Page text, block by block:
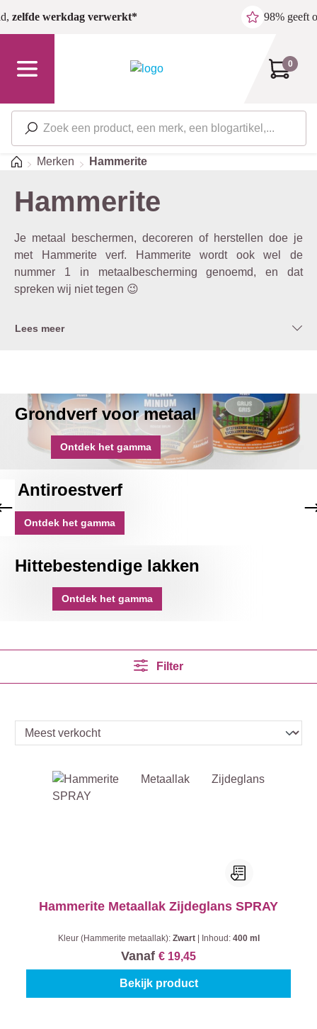
Ga naar de hoofdinhoud
zelfde werkdag verwerkt* 98% geeft
0
HomeMerken Hammerite
Hammerite
Je metaal beschermen, decoreren of herstellen doe je
met Hammerite verf. Hammerite wordt ook wel de
nummer 1 in metaalbescherming genoemd, en dat
spreken wij niet tegen 😉
Lees meer
Grondverf voor metaal
Ontdek het gamma
Antiroestverf
Ontdek het gamma
Hittebestendige lakken
Ontdek het gamma
Filter
Hammerite Metaallak Zijdeglans SPRAY
Kleur (Hammerite metaallak): Zwart Inhoud: 400 ml
Vanaf € 19,45
Bekijk product